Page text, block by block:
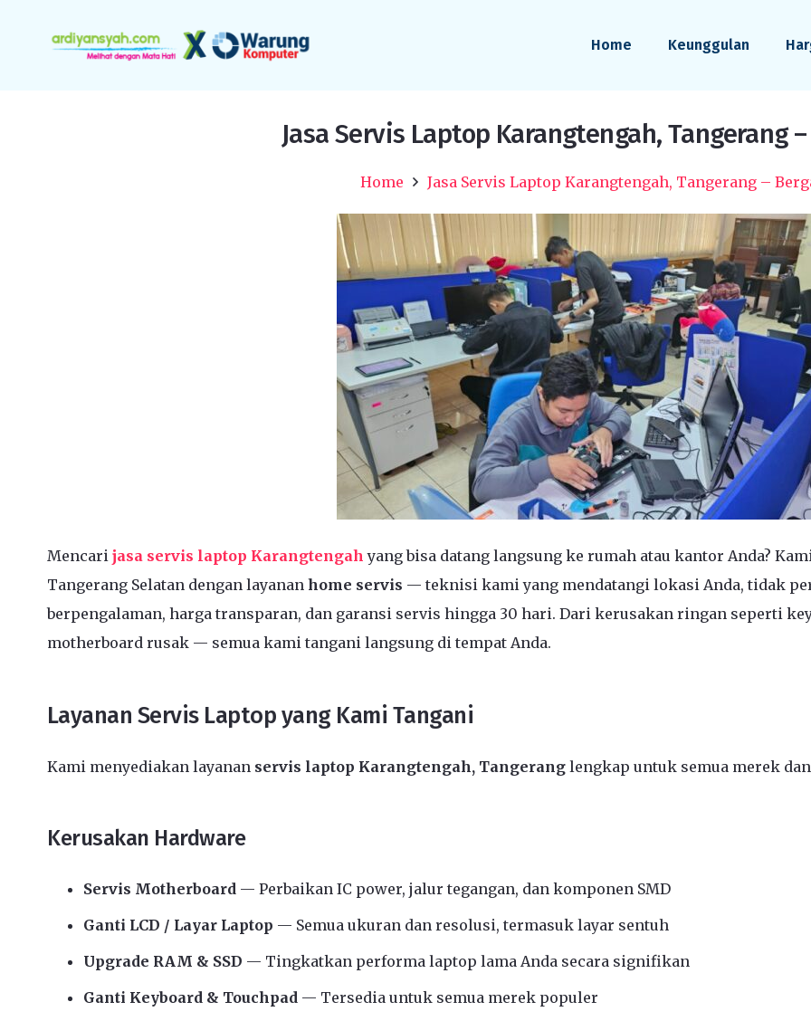
Home Keunggulan
Jasa Servis Laptop Karangtengah, Tangerang
Home Jasa Servis Laptop Karangtengah, Tangerang –
Mencari jasa servis laptop Karangtengahyang bisa datang langsung ke rumah atau kantor Anda?
Tangerang Selatan dengan layanan home servis — teknisi kami yang mendatangi lokasi Anda, tidak
berpengalaman, harga transparan, dan garansi servis hingga 30 hari. Dari kerusakan ringan seperti
motherboard rusak — semua kami tangani langsung di tempat Anda.
Layanan Servis Laptop yang Kami Tangani
Kami menyediakan layanan servis laptop Karangtengah, Tangerang lengkap untuk semua merek
Kerusakan Hardware
Servis Motherboard — Perbaikan IC power, jalur tegangan, dan komponen SMD
Ganti LCD / Layar Laptop — Semua ukuran dan resolusi, termasuk layar sentuh
Upgrade RAM & SSD — Tingkatkan performa laptop lama Anda secara signifikan
Ganti Keyboard & Touchpad — Tersedia untuk semua merek populer